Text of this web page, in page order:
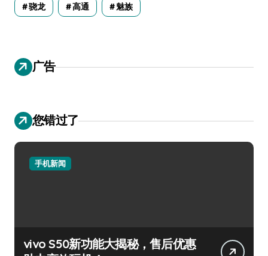
骁龙 高通 魅族
广告
您错过了
手机新闻
vivo S50新功能大揭秘，售后优惠